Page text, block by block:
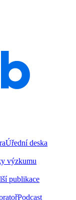
Úřední deska
výzkumu
publikace
Podcast